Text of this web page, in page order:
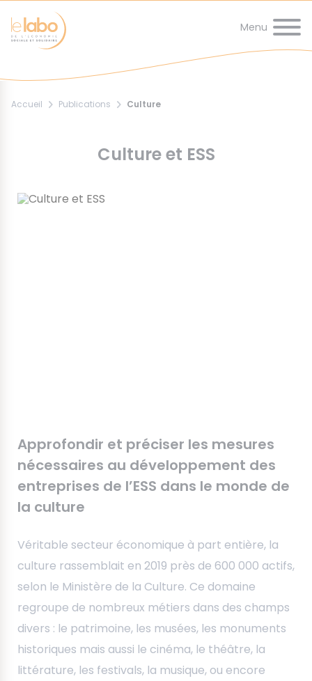
au
contenu
principal
d'Ariane
Accueil Publications Culture
Culture et ESS
Approfondir et préciser les mesures
nécessaires au développement des
entreprises de l’ESS dans le monde de
la culture
Véritable secteur économique à part entière, la
culture rassemblait en 2019 près de 600 000 actifs,
selon le Ministère de la Culture. Ce domaine
regroupe de nombreux métiers dans des champs
divers : le patrimoine, les musées, les monuments
historiques mais aussi le cinéma, le théâtre, la
littérature, les festivals, la musique, ou encore
de
page
Panneau de gestion des cookies